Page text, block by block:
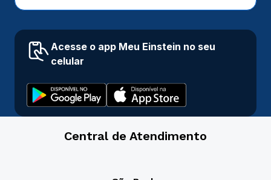
Acesse o app Meu Einstein no seu
celular
Central de Atendimento